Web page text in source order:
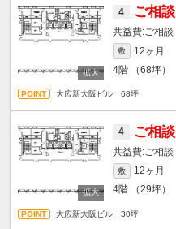
4 ご相談
ご相談
敷 12ヶ月
4階 （68坪）
大広新大阪ビル 68坪
4 ご相談
ご相談
敷 12ヶ月
4階 （29坪）
大広新大阪ビル 30坪